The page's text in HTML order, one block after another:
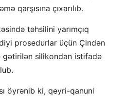
qarşısına çıxarılıb.
təhsilini yarımçıq
prosedurlar üçün Çindən
gətirilən silikondan istifadə
öyrənib ki, qeyri-qanuni